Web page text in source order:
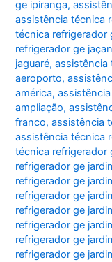
ge ipiranga,
assistência técnica
técnica refrigerador
refrigerador ge
jaguaré,assistência
aeroporto,
américa,
ampliação,
franco,assistência
assistência técnica
técnica refrigerador
refrigerador ge
refrigerador ge
refrigerador ge
refrigerador ge
refrigerador ge
refrigerador ge
refrigerador ge